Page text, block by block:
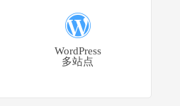
WordPress
多站点